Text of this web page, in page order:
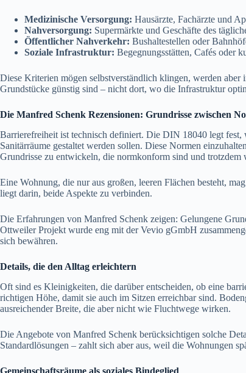
Medizinische Versorgung: Hausärzte, Fachärzte und
Nahversorgung: Supermärkte und Geschäfte des
Öffentlicher Nahverkehr: Bushaltestellen oder
Soziale Infrastruktur: Begegnungsstätten, Cafés oder
Diese Kriterien mögen selbstverständlich klingen, werden
Grundstücke günstig sind – nicht dort, wo die Infrastruktur
Die Manfred Schenk Rezensionen: Grundrisse zwischen
Barrierefreiheit ist technisch definiert. Die DIN 18040 legt
Sanitärräume gestaltet werden sollen. Diese Normen
Grundrisse zu entwickeln, die normkonform sind und
Eine Wohnung, die nur aus großen, leeren Flächen besteht,
liegt darin, beide Aspekte zu verbinden.
Die Erfahrungen von Manfred Schenk zeigen: Gelungene
Ottweiler Projekt wurde eng mit der Vevio gGmbH
sich bewähren.
Details, die den Alltag erleichtern
Oft sind es Kleinigkeiten, die darüber entscheiden, ob eine
richtigen Höhe, damit sie auch im Sitzen erreichbar sind.
ausreichender Breite, die aber nicht wie Fluchtwege wirken.
Die Angebote von Manfred Schenk berücksichtigen solche
Standardlösungen – zahlt sich aber aus, weil die Wohnungen
Gemeinschaftsräume als soziales Bindeglied